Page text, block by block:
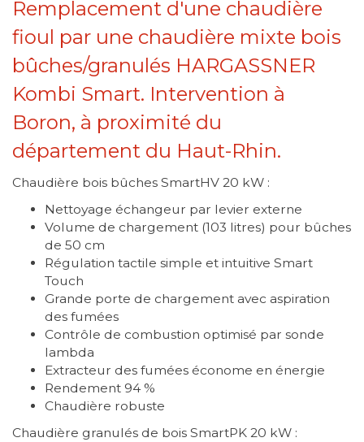
Remplacement d'une chaudière
fioul par une chaudière mixte bois
bûches/granulés HARGASSNER
Kombi Smart. Intervention à
Boron, à proximité du
département du Haut-Rhin.
Chaudière bois bûches SmartHV 20 kW :
Nettoyage échangeur par levier externe
Volume de chargement (103 litres) pour bûches
de 50 cm
Régulation tactile simple et intuitive Smart
Touch
Grande porte de chargement avec aspiration
des fumées
Contrôle de combustion optimisé par sonde
lambda
Extracteur des fumées économe en énergie
Rendement 94 %
Chaudière robuste
Chaudière granulés de bois SmartPK 20 kW :